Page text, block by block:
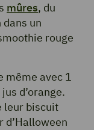
mûres, du
un
rouge
même avec 1
d’orange.
leur biscuit
d’Halloween